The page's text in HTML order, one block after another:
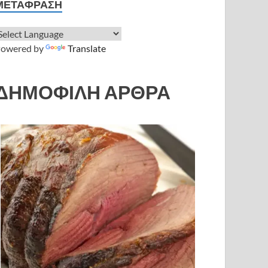
by Translate
ΑΡΘΡΑ